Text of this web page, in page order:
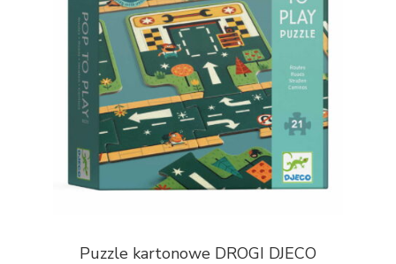
Puzzle kartonowe DROGI DJECO